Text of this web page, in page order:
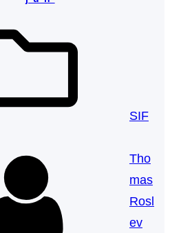
SIF
Tho
mas
Rosl
ev